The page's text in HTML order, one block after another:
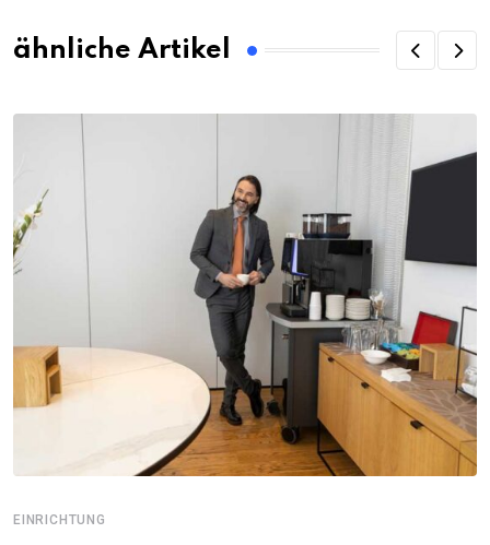
ähnliche Artikel
EINRICHTUNG